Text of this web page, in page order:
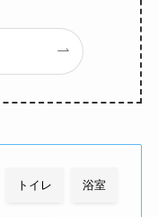
トイレ 浴室